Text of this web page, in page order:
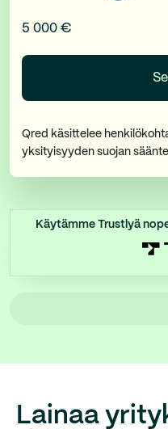
5 000 €
Qred käsittelee
yksityisyyden suojan
Käytämme Trustlyä
Lainaa